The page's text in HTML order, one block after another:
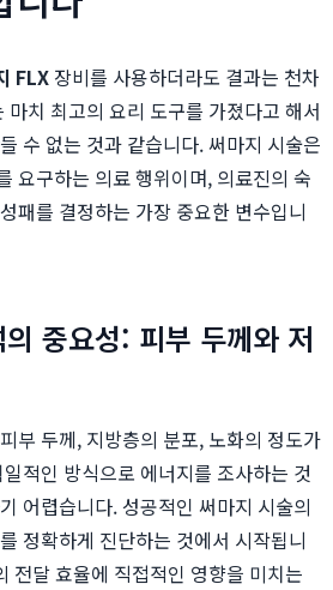
FLX 장비를 사용하더라도 결과는 천차
치 최고의 요리 도구를 가졌다고 해서
수 없는 것과 같습니다. 써마지 시술은
요구하는 의료 행위이며, 의료진의 숙
패를 결정하는 가장 중요한 변수입니
중요성: 피부 두께와 저
부 두께, 지방층의 분포, 노화의 정도가
적인 방식으로 에너지를 조사하는 것
어렵습니다. 성공적인 써마지 시술의
정확하게 진단하는 것에서 시작됩니
전달 효율에 직접적인 영향을 미치는